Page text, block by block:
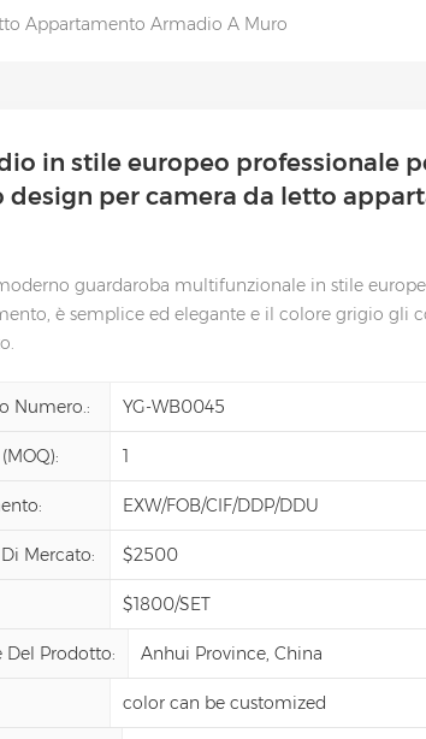
Appartamento Armadio A Muro
in stile europeo professionale
design per camera da letto
guardaroba multifunzionale in stile
è semplice ed elegante e il colore grigio gli
Numero.: YG-WB0045
1
EXW/FOB/CIF/DDP/DDU
Mercato: $2500
$1800/SET
Del Prodotto: Anhui Province, China
color can be customized